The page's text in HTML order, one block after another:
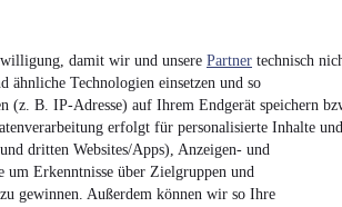
damit wir und unsere Partner technisch
ähnliche Technologien einsetzen und so
(z. B. IP-Adresse) auf Ihrem Endgerät speichern
erfolgt für personalisierte Inhalte und
dritten Websites/Apps), Anzeigen- und
um Erkenntnisse über Zielgruppen und
gewinnen. Außerdem können wir so Ihre
Kontakt